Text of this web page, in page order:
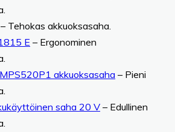
– Tehokas akkuoksasaha.
E – Ergonominen
akkuoksasaha – Pieni
saha 20 V – Edullinen